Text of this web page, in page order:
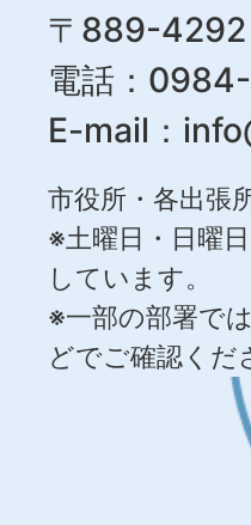
〒889-4292
電話：
E-mail：
市役所・各出張
※土曜日・日曜
しています。
※一部の部署で
どでご確認くだ